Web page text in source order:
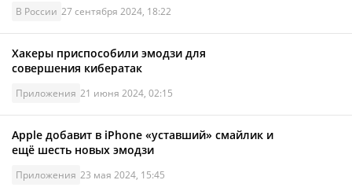
В России 27 сентября 2024, 18:22
Хакеры приспособили эмодзи для
совершения кибератак
Приложения 21 июня 2024, 02:15
Apple добавит в iPhone «уставший» смайлик и
ещё шесть новых эмодзи
Приложения 23 мая 2024, 15:45